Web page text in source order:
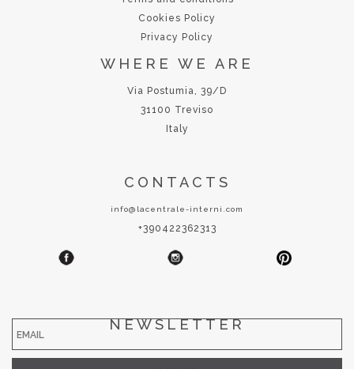
Cookies Policy
Privacy Policy
WHERE WE ARE
Via Postumia, 39/D
31100 Treviso
Italy
CONTACTS
info@lacentrale-interni.com
+390422362313
NEWSLETTER